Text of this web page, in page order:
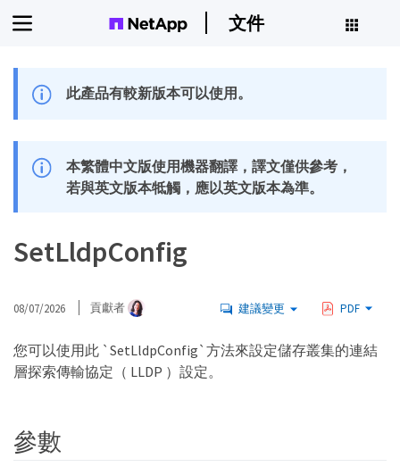
文件
此產品有較新版本可以使用。
本繁體中文版使用機器翻譯，譯文僅供參考，
若與英文版本牴觸，應以英文版本為準。
SetLldpConfig
08/07/2026 貢獻者 建議變更 PDF
您可以使用此 `SetLldpConfig`方法來設定儲存叢集的連結
層探索傳輸協定（ LLDP ）設定。
參數